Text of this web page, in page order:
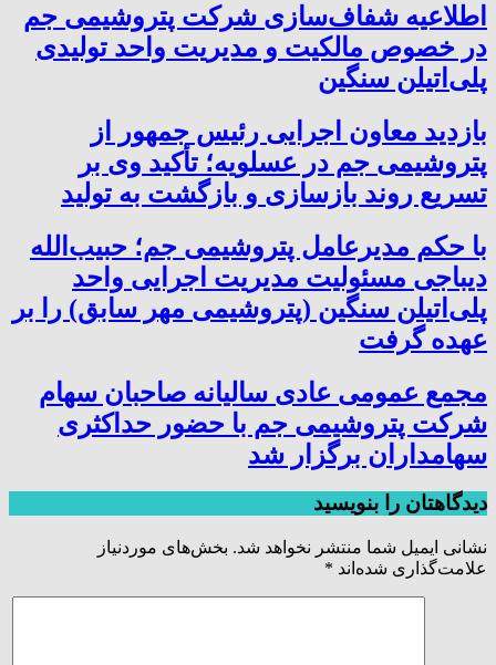
اطلاعیه شفاف‌سازی شرکت پتروشیمی جم
در خصوص مالکیت و مدیریت واحد تولیدی
پلی‌اتیلن سنگین
بازدید معاون اجرایی رئیس جمهور از
پتروشیمی جم در عسلویه؛ تأکید وی بر
تسریع روند بازسازی و بازگشت به تولید
با حکم مدیرعامل پتروشیمی جم؛ حبیب‌الله
دیباجی مسئولیت مدیریت اجرایی واحد
پلی‌اتیلن سنگین (پتروشیمی مهر سابق) را بر
عهده گرفت
مجمع عمومی عادی سالیانه صاحبان سهام
شرکت پتروشیمی جم با حضور حداکثری
سهامداران برگزار شد
دیدگاهتان را بنویسید
نشانی ایمیل شما منتشر نخواهد شد. بخش‌های موردنیاز
علامت‌گذاری شده‌اند *